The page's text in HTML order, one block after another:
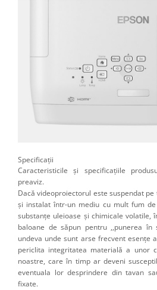
Specificaţii
Caracteristicile şi specificaţiile
preaviz.
Dacă videoproiectorul este suspendat
și instalat într-un mediu cu mult fum
substanțe uleioase și chimicale volatile,
baloane de săpun pentru ,,punerea în
undeva unde sunt arse frecvent esențe
periclita integritatea materială a unor
noastre, care în timp ar deveni
eventuala lor desprindere din tavan
fixate.